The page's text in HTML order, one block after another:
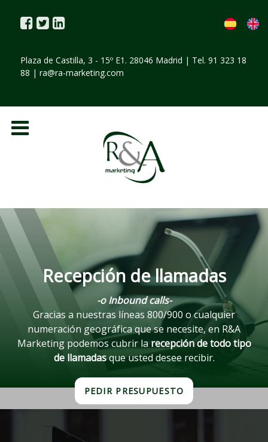
Plaza de Castilla, 3 - 15º E1. 28046 Madrid | Tel. 91 323 18
88 | ra@ra-marketing.com
Recepción de llamadas
-o Inbound calls-
Gracias a nuestras líneas 800/900 o cualquier
numeración geográfica que se necesite, en R&A
Marketing podemos cubrir la recepción de todo tipo
de llamadasque usted desee recibir.
PEDIR PRESUPUESTO